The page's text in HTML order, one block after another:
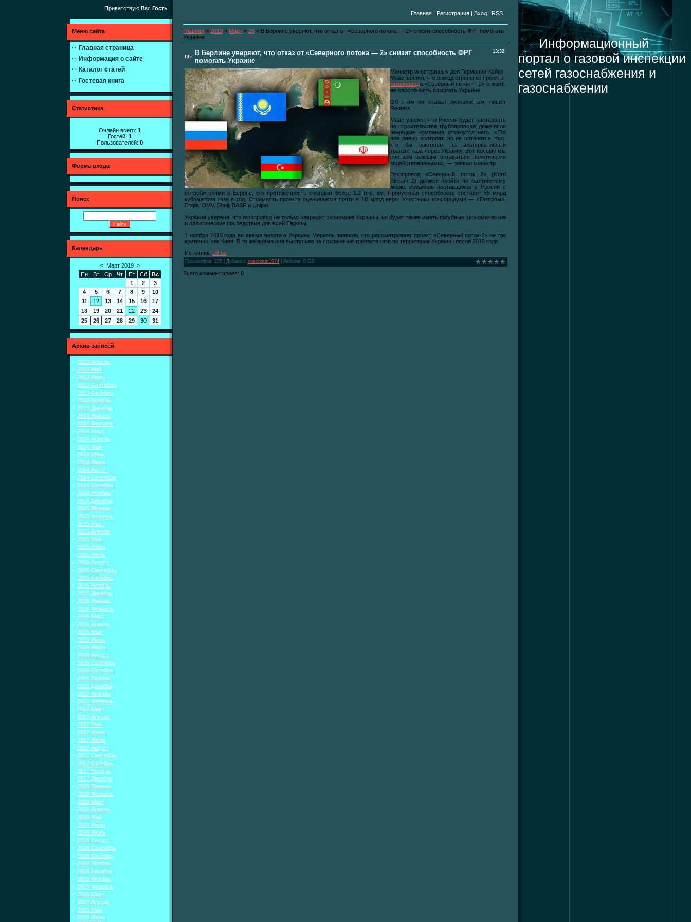
Приветствую Вас Гость
Меню сайта
Главная страница
Информация о сайте
Каталог статей
Гостевая книга
Статистика
Онлайн всего: 1
Гостей: 1
Пользователей: 0
Форма входа
Поиск
Календарь
« Март 2019 »
Пн
Вт Ср Чт Пт Сб
Вс
1
2
3
4
5 6 7 8 9
10
11
12 13 14 15 16
17
18
19 20 21 22 23
24
25
26 27 28 29 30 31
Архив записей
2013 Апрель
2013 Май
2013 Июль
2013 Сентябрь
2013 Октябрь
2013 Ноябрь
2013 Декабрь
2014 Январь
2014 Февраль
2014 Март
2014 Апрель
2014 Май
2014 Июнь
2014 Июль
2014 Август
2014 Сентябрь
2014 Октябрь
2014 Ноябрь
2014 Декабрь
2015 Январь
2015 Февраль
2015 Март
2015 Апрель
2015 Май
2015 Июнь
2015 Июль
2015 Август
2015 Сентябрь
2015 Октябрь
2015 Ноябрь
2015 Декабрь
2016 Январь
2016 Февраль
2016 Март
2016 Апрель
2016 Май
2016 Июнь
2016 Июль
2016 Август
2016 Сентябрь
2016 Октябрь
2016 Ноябрь
2016 Декабрь
2017 Январь
2017 Февраль
2017 Март
2017 Апрель
2017 Май
2017 Июнь
2017 Июль
2017 Август
2017 Сентябрь
2017 Октябрь
2017 Ноябрь
2017 Декабрь
2018 Январь
2018 Февраль
2018 Март
2018 Апрель
2018 Май
2018 Июнь
2018 Июль
2018 Август
2018 Сентябрь
2018 Октябрь
2018 Ноябрь
2018 Декабрь
2019 Январь
2019 Февраль
2019 Март
2019 Апрель
2019 Май
2019 Июнь
Главная | Регистрация | Вход | RSS
Главная » 2019 » Март » 26 » В Берлине уверяют, что отказ от «Северного потока — 2» снизит способность ФРГ помогать
Украине
13:32
В Берлине уверяют, что отказ от «Северного потока — 2» снизит способность ФРГ
помогать Украине
Министр иностранных дел Германии Хайко
Маас заявил, что выход страны из проекта
газопровода «Северный поток — 2» снизит
ее способность помогать Украине.
Об этом он сказал журналистам, пишет
Reuters.
Маас уверен, что Россия будет настаивать
на строительстве трубопровода, даже если
немецкие компания откажутся него. «Его
все равно построят, но не останется того,
кто бы выступал за альтернативный
транзит газа через Украину. Вот почему мы
считаем важным оставаться политически
задействованными», — заявил министр.
Газопровод «Северный поток 2» (Nord
Stream 2) должен пройти по Балтийскому
морю, соединив поставщиков в России с
потребителями в Европе, его протяженность составит более 1,2 тыс. км. Пропускная способность составит 55 млрд
кубометров газа в год. Стоимость проекта оценивается почти в 10 млрд евро. Участники консорциума — «Газпром»,
Engie, OMV, Shell, BASF и Uniper.
Украина уверена, что газопровод не только навредит экономике Украины, но будет также иметь пагубные экономические
и политические последствия для всей Европы.
1 ноября 2018 года во время визита в Украину Меркель заявила, что рассматривает проект «Северный поток-2» не так
критично, как Киев. В то же время она выступила за сохранение транзита газа по территории Украины после 2019 года.
Источник:
LB.ua
Просмотров: 235 | Добавил: rioschoter1974 Рейтинг: 0.0/0
Всего комментариев: 0
Информационный
портал о газовой инспекции
сетей газоснабжения и
газоснабжении